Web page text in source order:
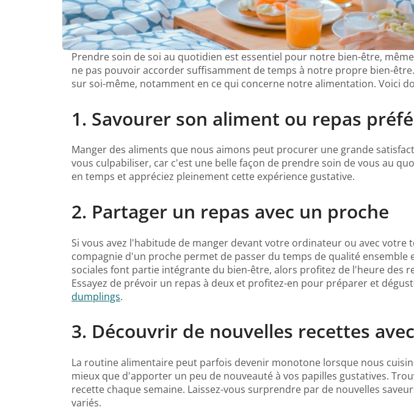
Prendre soin de soi au quotidien est essentiel pour notre bien-être,
ne pas pouvoir accorder suffisamment de temps à notre propre bien-
sur soi-même, notamment en ce qui concerne notre alimentation. Voici
1. Savourer son aliment ou repas
Manger des aliments que nous aimons peut procurer une grande
vous culpabiliser, car c'est une belle façon de prendre soin de vous au
en temps et appréciez pleinement cette expérience gustative.
2. Partager un repas avec un proche
Si vous avez l'habitude de manger devant votre ordinateur ou avec
compagnie d'un proche permet de passer du temps de qualité
sociales font partie intégrante du bien-être, alors profitez de l'heure des
Essayez de prévoir un repas à deux et profitez-en pour préparer et
dumplings.
3. Découvrir de nouvelles recettes
La routine alimentaire peut parfois devenir monotone lorsque nous
mieux que d'apporter un peu de nouveauté à vos papilles gustatives.
recette chaque semaine. Laissez-vous surprendre par de nouvelles
variés.